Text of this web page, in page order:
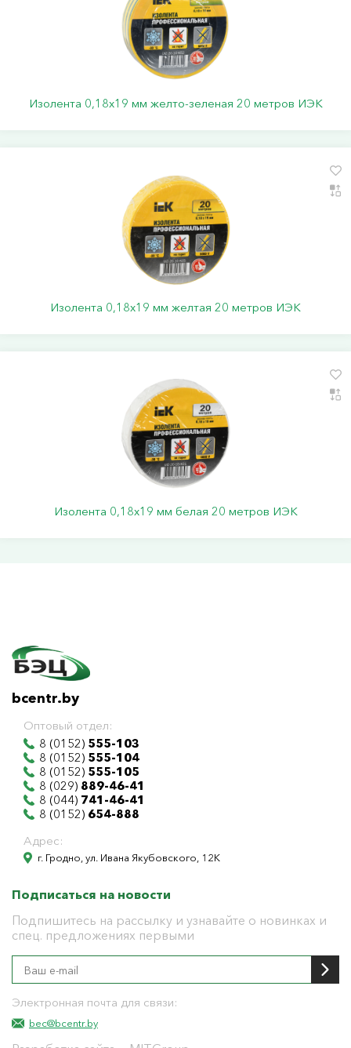
Изолента 0,18х19 мм желто-зеленая 20 метров ИЭК
Изолента 0,18х19 мм желтая 20 метров ИЭК
Изолента 0,18х19 мм белая 20 метров ИЭК
bcentr.by
Оптовый отдел:
8 (0152) 555-103
8 (0152) 555-104
8 (0152) 555-105
8 (029) 889-46-41
8 (044) 741-46-41
8 (0152) 654-888
Адрес:
г. Гродно, ул. Ивана Якубовского, 12К
Подписаться на новости
Подпишитесь на рассылку и узнавайте о новинках и
спец. предложениях первыми
Электронная почта для связи:
bec@bcentr.by